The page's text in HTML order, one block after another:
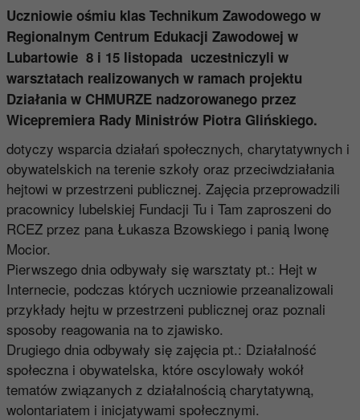
Uczniowie ośmiu klas Technikum Zawodowego w
Regionalnym Centrum Edukacji Zawodowej w
Lubartowie 8 i 15 listopada uczestniczyli w
warsztatach realizowanych w ramach projektu
Działania w CHMURZE nadzorowanego przez
Wicepremiera Rady Ministrów Piotra Glińskiego.
dotyczy wsparcia działań społecznych, charytatywnych i
obywatelskich na terenie szkoły oraz przeciwdziałania
hejtowi w przestrzeni publicznej. Zajęcia przeprowadzili
pracownicy lubelskiej Fundacji Tu i Tam zaproszeni do
RCEZ przez pana Łukasza Bzowskiego i panią Iwonę
Mocior.
Pierwszego dnia odbywały się warsztaty pt.: Hejt w
Internecie, podczas których uczniowie przeanalizowali
przykłady hejtu w przestrzeni publicznej oraz poznali
sposoby reagowania na to zjawisko.
Drugiego dnia odbywały się zajęcia pt.: Działalność
społeczna i obywatelska, które oscylowały wokół
tematów związanych z działalnością charytatywną,
wolontariatem i inicjatywami społecznymi.